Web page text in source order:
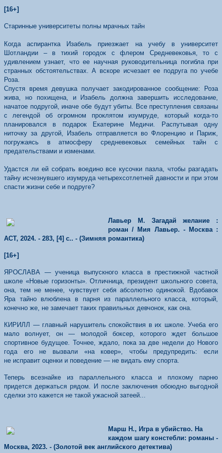
[16+]
Старинные университеты полны мрачных тайн
Когда аспирантка Изабель приезжает на учебу в университет
Шотландии – в тихий городок с флером Средневековья, то с
удивлением узнает, что ее научная руководительница погибла при
странных обстоятельствах. А вскоре исчезает ее подруга по учебе
Роза.
Спустя время девушка получает закодированное сообщение: Роза
жива, но похищена, и Изабель должна завершить исследование,
начатое подругой, иначе обе будут убиты. Все преступления связаны
с легендой об огромном проклятом изумруде, который когда-то
планировался в подарок Екатерине Медичи. Распутывая одну
ниточку за другой, Изабель отправляется во Флоренцию и Париж,
погружаясь в атмосферу средневековых семейных тайн с
предательствами и изменами.
Удастся ли ей собрать воедино все кусочки пазла, чтобы разгадать
тайну исчезнувшего изумруда четырехсотлетней давности и при этом
спасти жизни себе и подруге?
Лавьер М. Загадай желание :
роман / Мия Лавьер. - Москва :
АСТ, 2024. - 283, [4] с.. - (Зимняя романтика)
[16+]
ЯРОСЛАВА — ученица выпускного класса в престижной частной
школе «Новые горизонты». Отличница, президент школьного совета,
она, тем не менее, чувствует себя абсолютно одинокой. Вдобавок
Яра тайно влюблена в парня из параллельного класса, который,
конечно же, не замечает таких правильных девчонок, как она.
КИРИЛЛ — главный нарушитель спокойствия в их школе. Учеба его
мало волнует, он — молодой боксер, которого ждет большое
спортивное будущее. Точнее, ждало, пока за две недели до Нового
года его не вызвали «на ковер», чтобы предупредить: если
не исправит оценки и поведение — не видать ему спорта.
Теперь всезнайке из параллельного класса и плохому парню
придется держаться рядом. И после заключения обоюдно выгодной
сделки это кажется не такой ужасной затеей...
Марш Н., Игра в убийство. На
каждом шагу констебли: романы -
Москва, 2023. - (Золотой век английского детектива)